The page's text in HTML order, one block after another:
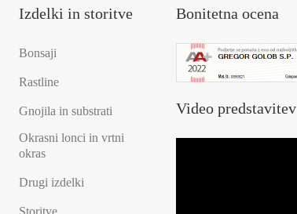
Izdelki in storitve
Bonsaji
Rastline
Gnojila in substrati
Okrasni lonci in vrtni
okras
Drugi izdelki
Bonitetna ocena
Video predstavitev